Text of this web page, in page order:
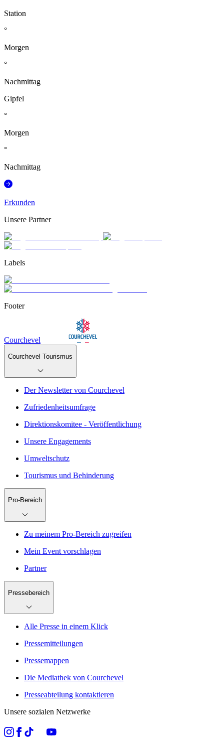
Station
°
Morgen
°
Nachmittag
Gipfel
°
Morgen
°
Nachmittag
Erkunden
Unsere Partner
Labels
Footer
Courchevel
Courchevel Tourismus
Der Newsletter von Courchevel
Zufriedenheitsumfrage
Direktionskomitee - Veröffentlichung
Unsere Engagements
Umweltschutz
Tourismus und Behinderung
Pro-Bereich
Zu meinem Pro-Bereich zugreifen
Mein Event vorschlagen
Partner
Pressebereich
Alle Presse in einem Klick
Pressemitteilungen
Pressemappen
Die Mediathek von Courchevel
Presseabteilung kontaktieren
Unsere sozialen Netzwerke